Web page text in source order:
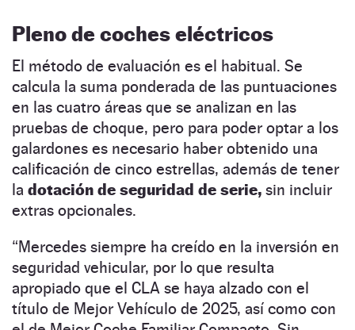
Pleno de coches eléctricos
El método de evaluación es el habitual. Se
calcula la suma ponderada de las puntuaciones
en las cuatro áreas que se analizan en las
pruebas de choque, pero para poder optar a los
galardones es necesario haber obtenido una
calificación de cinco estrellas, además de tener
la dotación de seguridad de serie, sin incluir
extras opcionales.
“Mercedes siempre ha creído en la inversión en
seguridad vehicular, por lo que resulta
apropiado que el CLA se haya alzado con el
título de Mejor Vehículo de 2025, así como con